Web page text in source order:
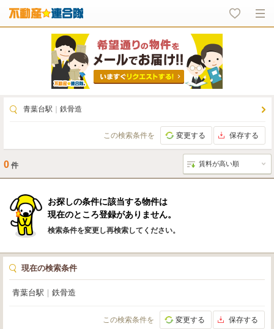
青葉台駅 鉄骨造
この検索条件を 変更する 保存する
0 件
お探しの条件に該当する物件は
現在のところ登録がありません。
検索条件を変更し再検索してください。
現在の検索条件
青葉台駅 鉄骨造
この検索条件を 変更する 保存する